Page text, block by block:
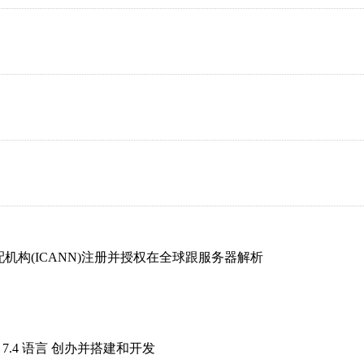
机构(ICANN)注册并授权在全球跟服务器解析
语言 创办并搭建和开发